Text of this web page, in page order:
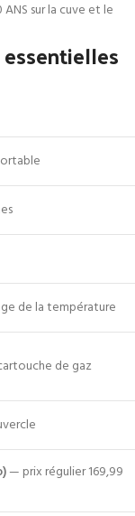
ANS sur la cuve et le
de la température
de gaz
— prix régulier 169,99